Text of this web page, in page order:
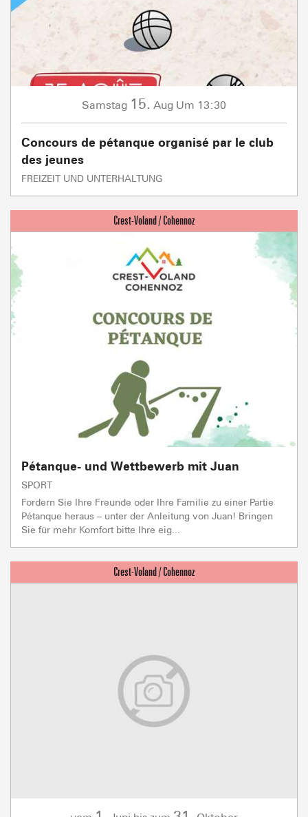
Samstag 15. Aug Um 13:30
Concours de pétanque organisé par le club
des jeunes
FREIZEIT UND UNTERHALTUNG
Pétanque- und Wettbewerb mit Juan
SPORT
Fordern Sie Ihre Freunde oder Ihre Familie zu einer Partie
Pétanque heraus – unter der Anleitung von Juan! Bringen
Sie für mehr Komfort bitte Ihre eig...